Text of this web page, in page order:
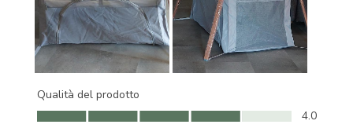
Qualità del prodotto
Qualità del prodotto, 4.0 su 5
4.0